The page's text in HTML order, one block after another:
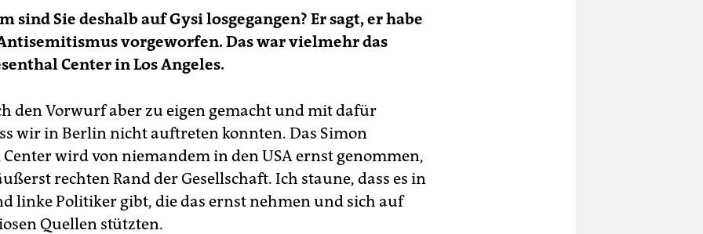
sind Sie deshalb auf Gysi losgegangen? Er sagt, er habe
vorgeworfen. Das war vielmehr das
Center in Los Angeles.
den Vorwurf aber zu eigen gemacht und mit dafür
wir in Berlin nicht auftreten konnten. Das Simon
wird von niemandem in den USA ernst genommen,
rechten Rand der Gesellschaft. Ich staune, dass es in
linke Politiker gibt, die das ernst nehmen und sich auf
Quellen stützten.